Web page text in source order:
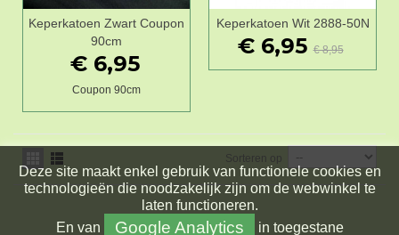
Keperkatoen Zwart Coupon
90cm
€ 6,95
Coupon 90cm
Keperkatoen Wit 2888-50N
€ 6,95 € 8,95
Sorteren op
Deze site maakt enkel gebruik van functionele cookies en
technologieën die noodzakelijk zijn om de webwinkel te
laten functioneren.
En van Google Analytics in toegestane